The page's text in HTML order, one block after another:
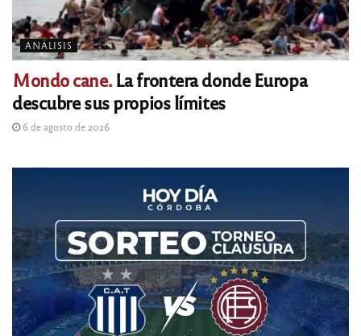
ANÁLISIS
Mondo cane.La frontera donde Europa
descubre sus propios límites
6 de agosto de 2026